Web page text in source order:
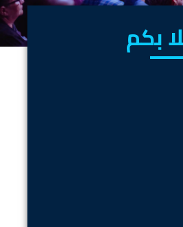
بكم